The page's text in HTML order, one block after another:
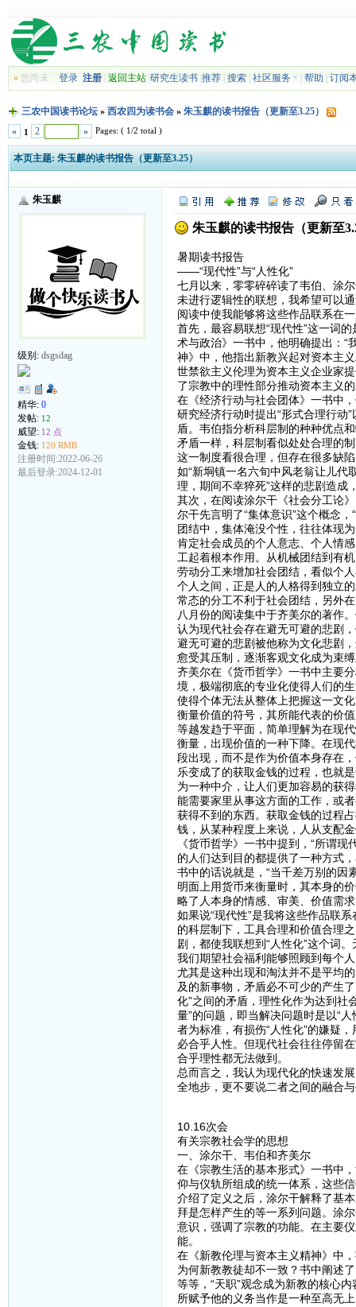
»您尚未 登录 注册| 返回主站| 研究生读书| 推荐| 搜索| 社区服务 帮助 订阅
三农中国读书论坛» 西农四为读书会 » 朱玉麒的读书报告（更新至3.25）
«
1 2 » Pages: ( 1/2 total )
本页主题: 朱玉麒的读书报告（更新至3.25）
朱玉麒
级别: dsgsdag
精华: 0
发帖: 12
威望: 12 点
金钱: 120 RMB
注册时间:2022-06-26
最后登录:2024-12-01
朱玉麒的读书报告（更新至
暑期读书报告
——“现代性”与“人性化”
七月以来，零零碎碎读了韦伯、涂
未进行逻辑性的联想，我希望可以
阅读中使我能够将这些作品联系在
首先，最容易联想“现代性”这一词
术与政治》一书中，他明确提出：
神》中，他指出新教兴起对资本主
世禁欲主义伦理为资本主义企业家
了宗教中的理性部分推动资本主义
在《经济行动与社会团体》一书中
研究经济行动时提出“形式合理行动
盾。韦伯指分析科层制的种种优点
矛盾一样，科层制看似处处合理的
这一制度看很合理，但存在很多缺
如“新垌镇一名六旬中风老翁让儿代
理，期间不幸猝死”这样的悲剧造成
其次，在阅读涂尔干《社会分工论
尔干先言明了“集体意识”这个概念
团结中，集体淹没个性，往往体现
肯定社会成员的个人意志、个人情
工起着根本作用。从机械团结到有
劳动分工来增加社会团结，看似个
个人之间，正是人的人格得到独立
常态的分工不利于社会团结，另外
八月份的阅读集中于齐美尔的著作
认为现代社会存在避无可避的悲剧
避无可避的悲剧被他称为文化悲剧
愈受其压制，逐渐客观文化成为束
齐美尔在《货币哲学》一书中主要
境，极端彻底的专业化使得人们的
使得个体无法从整体上把握这一文
衡量价值的符号，其所能代表的价
等越发趋于平面，简单理解为在现
衡量，出现价值的一种下降。在现
段出现，而不是作为价值本身存在
乐变成了的获取金钱的过程，也就
为一种中介，让人们更加容易的获
能需要家里从事这方面的工作，或
获得不到的东西。获取金钱的过程
钱，从某种程度上来说，人从支配
《货币哲学》一书中提到，“所谓
的人们达到目的都提供了一种方式
书中的话说就是，“当千差万别的因
明面上用货币来衡量时，其本身的
略了人本身的情感、审美、价值需
如果说“现代性”是我将这些作品联
的科层制下，工具合理和价值合理
剧，都使我联想到“人性化”这个词
我们期望社会福利能够照顾到每个
尤其是这种出现和淘汰并不是平均
及的新事物，矛盾必不可少的产生
化”之间的矛盾，理性化作为达到社
量”的问题，即当解决问题时是以“
者为标准，有损伤“人性化”的嫌疑
必合乎人性。但现代社会往往停留
合乎理性都无法做到。
总而言之，我认为现代化的快速发
全地步，更不要说二者之间的融合
10.16次会
有关宗教社会学的思想
一、涂尔干、韦伯和齐美尔
在《宗教生活的基本形式》一书中
仰与仪轨所组成的统一体系，这些
介绍了定义之后，涂尔干解释了基
拜是怎样产生的等一系列问题。涂
意识，强调了宗教的功能。在主要
能。
在《新教伦理与资本主义精神》中
为何新教教徒却不一致？书中阐述
等等，“天职”观念成为新教的核心
所赋予他的义务当作是一种至高无